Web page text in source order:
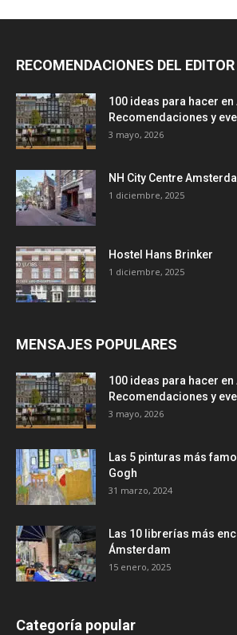
RECOMENDACIONES DEL EDITOR
100 ideas para hacer
Recomendaciones y
3 mayo, 2026
NH City Centre
1 diciembre, 2025
Hostel Hans Brinker
1 diciembre, 2025
MENSAJES POPULARES
100 ideas para hacer
Recomendaciones y
3 mayo, 2026
Las 5 pinturas más
Gogh
31 marzo, 2024
Las 10 librerías más
Ámsterdam
15 enero, 2025
Categoría popular